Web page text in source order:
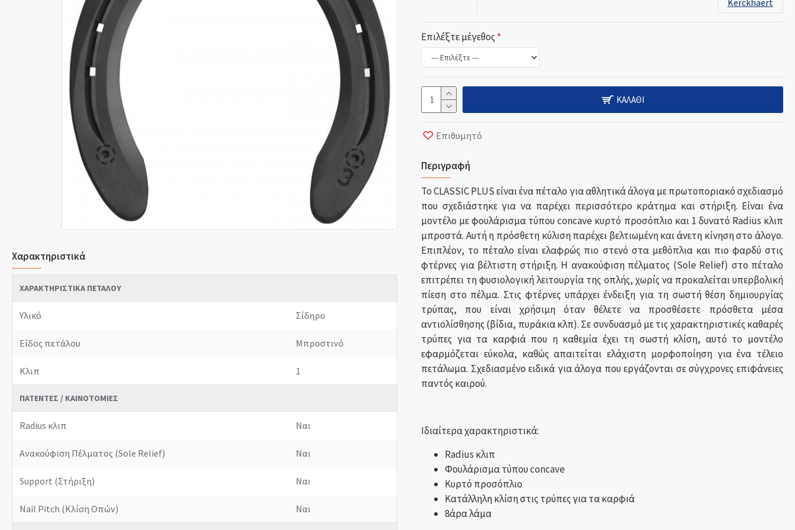
Χαρακτηριστικά
ΧΑΡΑΚΤΗΡΙΣΤΙΚΆ ΠΕΤΆΛΟΥ
Υλικό Σίδηρο
Είδος πετάλου Μπροστινό
Κλιπ 1
ΠΑΤΈΝΤΕΣ / ΚΑΙΝΟΤΟΜΊΕΣ
Radius κλιπ Ναι
Ανακούφιση Πέλματος (Sole Relief) Ναι
Support (Στήριξη) Ναι
Nail Pitch (Κλίση Οπών) Ναι
Kerckhaert
Επιλέξτε μέγεθος
ΚΑΛΆΘΙ
Επιθυμητό
Περιγραφή
Το CLASSIC PLUS είναι ένα πέταλο για αθλητικά άλογα με πρωτοποριακό σχεδιασμό
που σχεδιάστηκε για να παρέχει περισσότερο κράτημα και στήριξη. Είναι ένα
μοντέλο με φουλάρισμα τύπου concave κυρτό προσόπλιο και 1 δυνατό Radius κλιπ
μπροστά. Αυτή η πρόσθετη κύλιση παρέχει βελτιωμένη και άνετη κίνηση στο άλογο.
Επιπλέον, το πέταλο είναι ελαφρώς πιο στενό στα μεθόπλια και πιο φαρδύ στις
φτέρνες για βέλτιστη στήριξη. Η ανακούφιση πέλματος (Sole Relief) στο πέταλο
επιτρέπει τη φυσιολογική λειτουργία της οπλής, χωρίς να προκαλείται υπερβολική
πίεση στο πέλμα. Στις φτέρνες υπάρχειένδειξη για τη σωστή θέση δημιουργίας
τρύπας, που είναι χρήσιμη όταν θέλετε να προσθέσετε πρόσθετα μέσα
αντιολίσθησης (βίδια, πυράκια κλπ). Σε συνδυασμό με τις χαρακτηριστικές καθαρές
τρύπες για τα καρφιά που η καθεμία έχει τη σωστή κλίση, αυτό το μοντέλο
εφαρμόζεται εύκολα, καθώς απαιτείται ελάχιστη μορφοποίηση για ένα τέλειο
πετάλωμα. Σχεδιασμένο ειδικά για άλογα που εργάζονται σε σύγχρονες επιφάνειες
παντός καιρού.
Ιδιαίτερα χαρακτηριστικά:
Radius κλιπ
Φουλάρισμα τύπου concave
Κυρτό προσόπλιο
Κατάλληλη κλίση στις τρύπες για τα καρφιά
8άρα λάμα